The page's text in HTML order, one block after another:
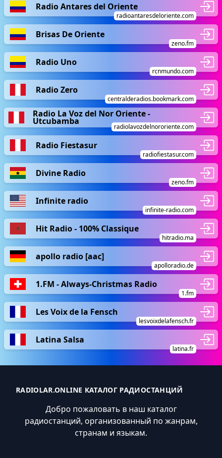
Radio Antares del Oriente
radioantaresdeloriente.com
Brisas De Oriente
zeno.fm
Radio Uno
rcnmundo.com
Radio Zero
centralderadios.bookmark.com
Radio La Voz del Nor Oriente -
Utcubamba
radiolavozdelnororiente.com
Radio Fiestasur
radiofiestasur.com
Divine Radio
zeno.fm
Infinite radio
infinite-radio.com
Hit Radio - 100% Classique
hitradio.ma
apollo radio [aac]
apolloradio.de
1.FM - Always-Christmas Radio
1.fm
Les Voix de la Fensch
lesvoixdelafensch.fr
Latina Salsa
latina.fr
RADIOLAR.ONLINE КАТАЛОГ РАДИОСТАНЦИЙ
Добро пожаловать в наш каталог
радиостанций, организованный по жанрам,
странам и языкам.